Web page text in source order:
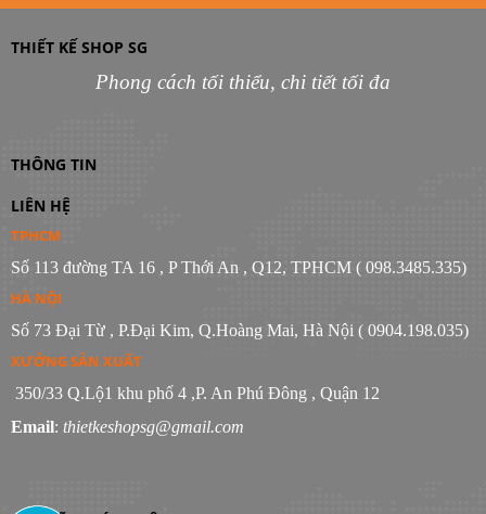
THIẾT KẾ SHOP SG
Phong cách tối thiểu, chi tiết tối đa
THÔNG TIN
LIÊN HỆ
TPHCM
Số 113 đường TA 16 , P Thới An , Q12, TPHCM ( 098.3485.335)
HÀ NỘI
Số 73 Đại Từ , P.Đại Kim, Q.Hoàng Mai, Hà Nội ( 0904.198.035)
XƯỞNG SẢN XUẤT
350/33 Q.Lộ1 khu phố 4 ,P. An Phú Đông , Quận 12
Email: thietkeshopsg@gmail.com